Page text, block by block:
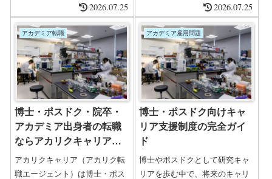
安心の体制。2026年現在、年収
800万円以上のハイクラス求
人・管理職・専門職・エグゼク
ティブ案件を多数保有し、転職
後の年収アップ率は61.7%を誇
ります。大手上場企業から外資
系企業、ベンチャー...
2026.07.25
ポスドクや大学教員の多くが任
期制契約で雇用され、将来の安
定性が低いことはよく知られて
います。さらに研究費の確保や
学術論文の競争も激しく、キャ
リア形成における不安は大きな
ストレスとなります。本記事で
は、アカデミアの雇用問題の現
状、具体的な課題、そして研究
者としてどのように対策を考え
るべきかを徹底解説します。1.
ポス...
2026.07.25
アカデミア転職
博士・ポスドク・院卒・
アカデミア出身者の転職
ならアカリクキャリア｜
研究職・エンジニア求人
が豊富なおすすめ転職エ
アカリクキャリア（アカリク転
職エージェント）は博士・ポス
アカデミア雇用問題
博士・ポスドク向けキャ
リア支援制度の完全ガイ
ド
博士やポスドクとして研究キャ
リアを歩む中で、将来のキャリ